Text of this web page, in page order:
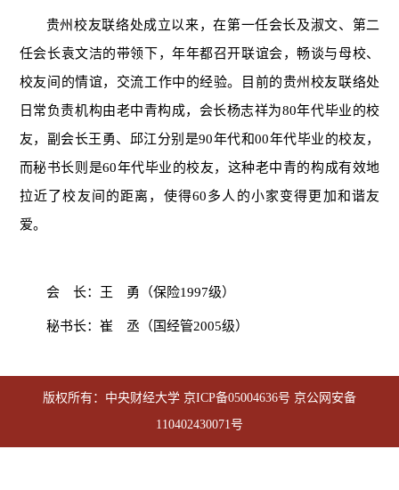
贵州校友联络处成立以来，在第一任会长及淑文、第二
任会长袁文洁的带领下，年年都召开联谊会，畅谈与母校、
校友间的情谊，交流工作中的经验。目前的贵州校友联络处
日常负责机构由老中青构成，会长杨志祥为80年代毕业的校
友，副会长王勇、邱江分别是90年代和00年代毕业的校友，
而秘书长则是60年代毕业的校友，这种老中青的构成有效地
拉近了校友间的距离，使得60多人的小家变得更加和谐友
爱。
会 长：王 勇（保险1997级）
秘书长：崔 丞（国经管2005级）
版权所有：中央财经大学 京ICP备05004636号 京公网安备
110402430071号